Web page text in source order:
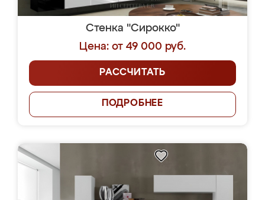
Стенка "Сирокко"
Цена: от 49 000 руб.
РАССЧИТАТЬ
ПОДРОБНЕЕ